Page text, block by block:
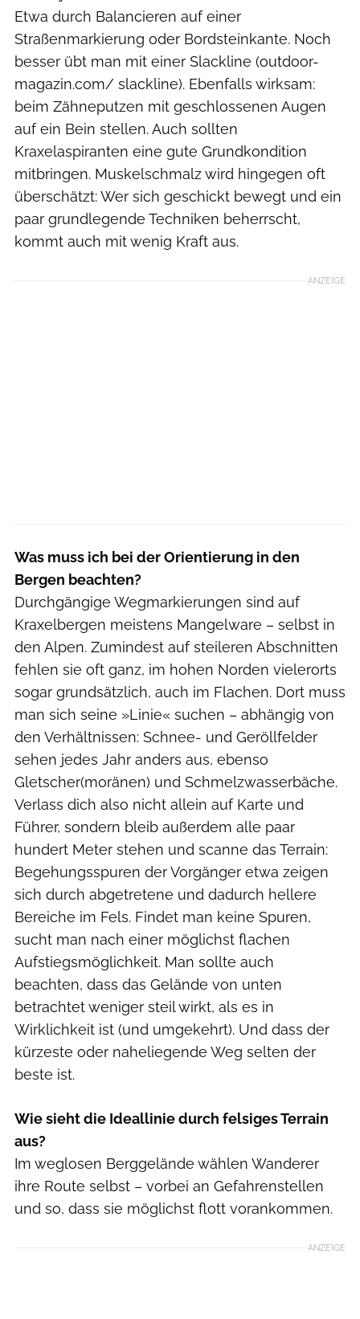
Etwa durch Balancieren auf einer
Straßenmarkierung oder Bordsteinkante. Noch
besser übt man mit einer Slackline (outdoor-
magazin.com/ slackline). Ebenfalls wirksam:
beim Zähneputzen mit geschlossenen Augen
auf ein Bein stellen. Auch sollten
Kraxelaspiranten eine gute Grundkondition
mitbringen. Muskelschmalz wird hingegen oft
überschätzt: Wer sich geschickt bewegt und ein
paar grundlegende Techniken beherrscht,
kommt auch mit wenig Kraft aus.
ANZEIGE
Was muss ich bei der Orientierung in den
Bergen beachten?
Durchgängige Wegmarkierungen sind auf
Kraxelbergen meistens Mangelware – selbst in
den Alpen. Zumindest auf steileren Abschnitten
fehlen sie oft ganz, im hohen Norden vielerorts
sogar grundsätzlich, auch im Flachen. Dort muss
man sich seine »Linie« suchen – abhängig von
den Verhältnissen: Schnee- und Geröllfelder
sehen jedes Jahr anders aus, ebenso
Gletscher(moränen) und Schmelzwasserbäche.
Verlass dich also nicht allein auf Karte und
Führer, sondern bleib außerdem alle paar
hundert Meter stehen und scanne das Terrain:
Begehungsspuren der Vorgänger etwa zeigen
sich durch abgetretene und dadurch hellere
Bereiche im Fels. Findet man keine Spuren,
sucht man nach einer möglichst flachen
Aufstiegsmöglichkeit. Man sollte auch
beachten, dass das Gelände von unten
betrachtet weniger steil wirkt, als es in
Wirklichkeit ist (und umgekehrt). Und dass der
kürzeste oder naheliegende Weg selten der
beste ist.
Wie sieht die Ideallinie durch felsiges Terrain
aus?
Im weglosen Berggelände wählen Wanderer
ihre Route selbst – vorbei an Gefahrenstellen
und so, dass sie möglichst flott vorankommen.
ANZEIGE